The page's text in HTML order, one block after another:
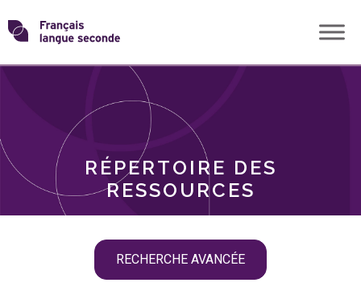
Skip
toTransformons
langue
RÉPERTOIRE DES
RESSOURCES
RECHERCHE AVANCÉE
THÈMES